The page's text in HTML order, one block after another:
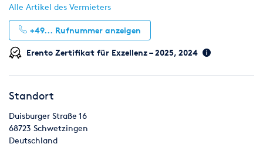
Alle Artikel des Vermieters
+49... Rufnummer anzeigen
Erento Zertifikat für Exzellenz – 2025, 2024
Standort
Duisburger Straße 16
68723 Schwetzingen
Deutschland